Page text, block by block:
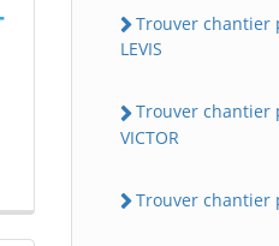
Trouver chantier
LEVIS
Trouver chantier
VICTOR
Trouver chantier